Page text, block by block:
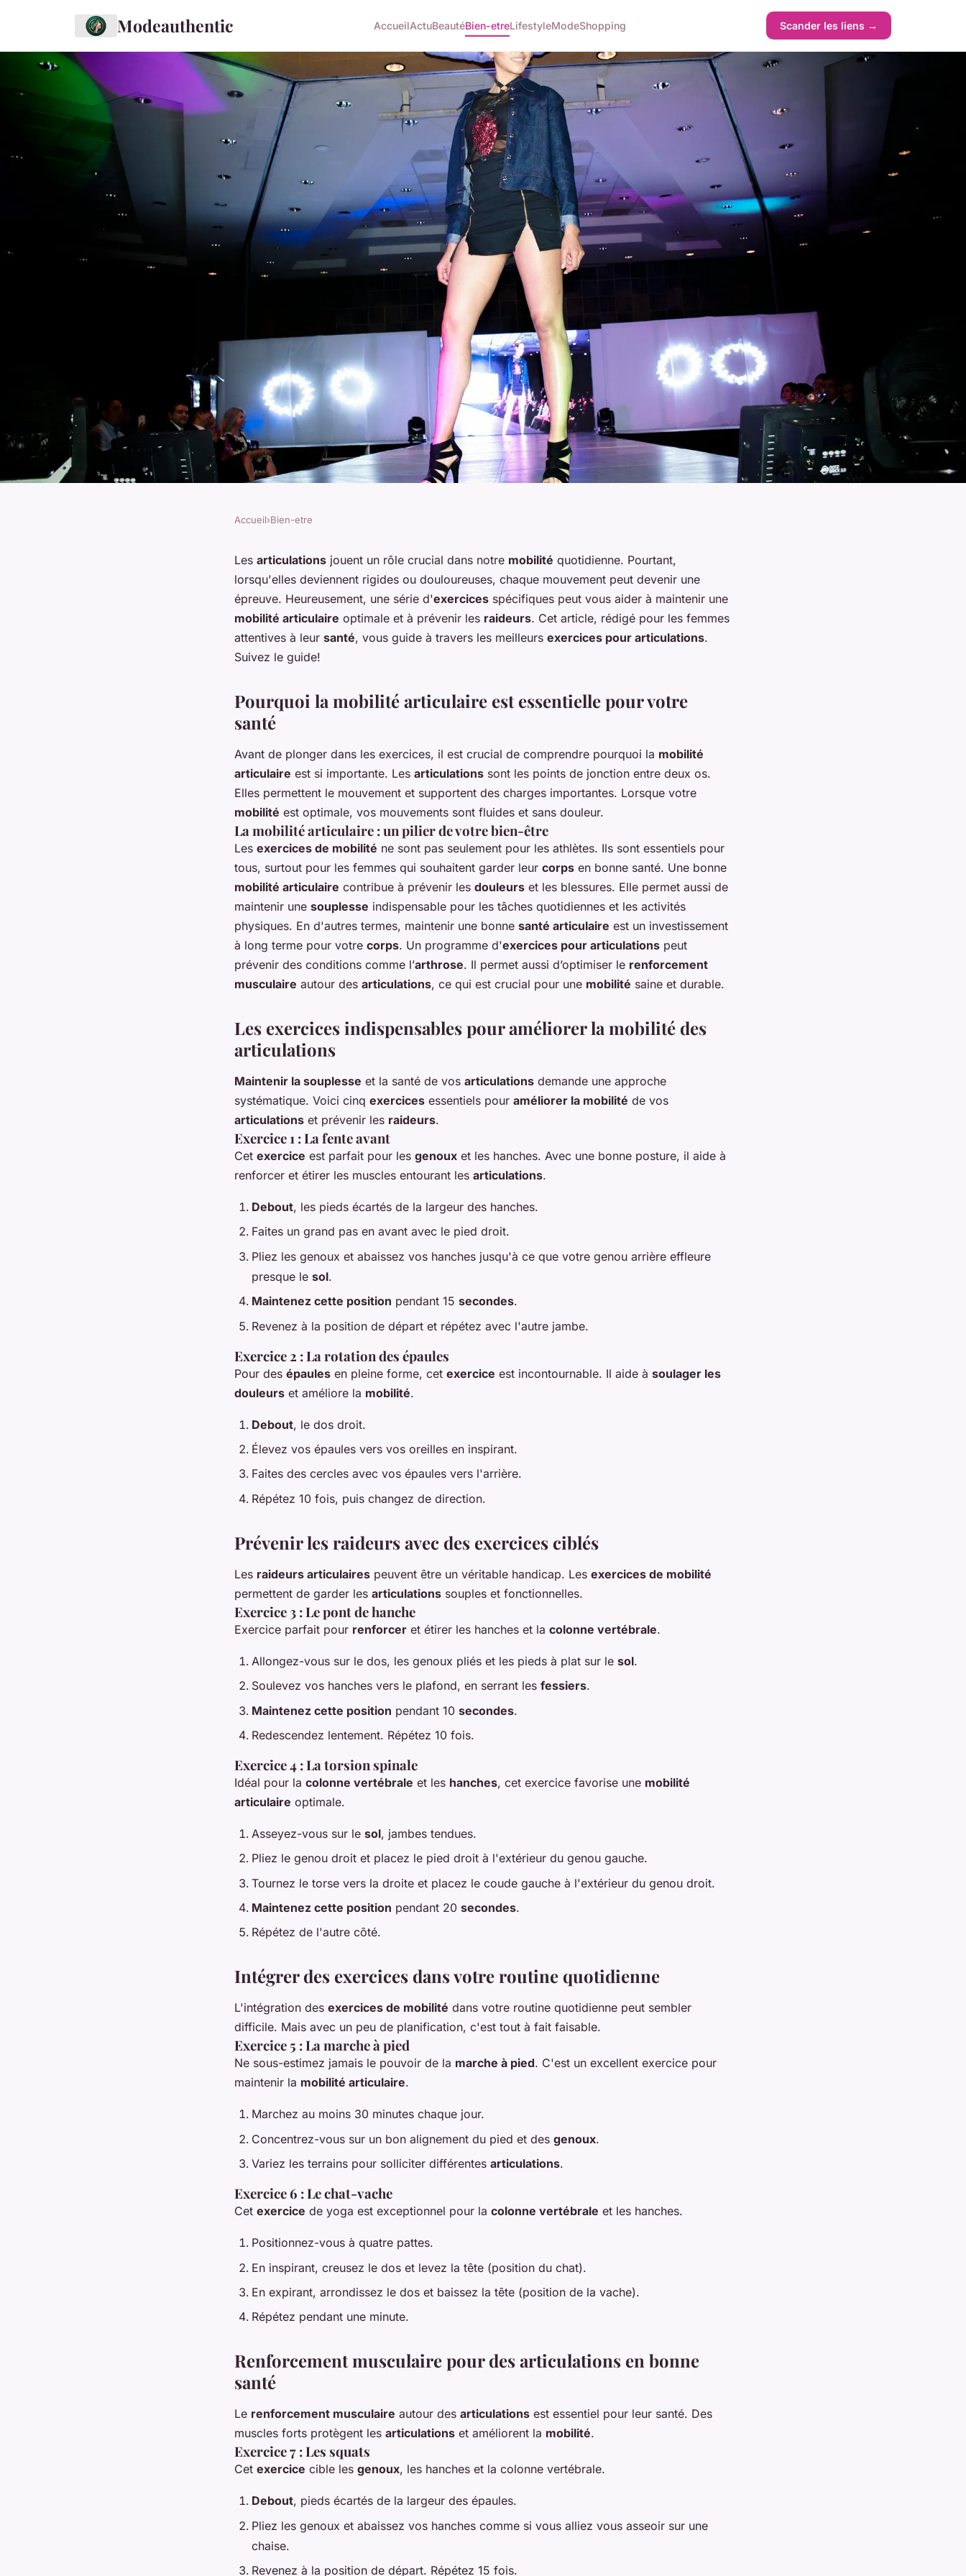
Modeauthentic AccueilActuBeautéBien-etreLifestyleModeShopping Scander les liens →
Quels sont les meilleurs exercices
pour améliorer la mobilité des
articulations et prévenir les raideurs?
Accueil›Bien-etre
Les articulations jouent un rôle crucial dans notre mobilité quotidienne. Pourtant,
lorsqu'elles deviennent rigides ou douloureuses, chaque mouvement peut devenir une
épreuve. Heureusement, une série d'exercices spécifiques peut vous aider à maintenir une
mobilité articulaire optimale et à prévenir les raideurs. Cet article, rédigé pour les femmes
attentives à leur santé, vous guide à travers les meilleurs exercices pour articulations.
Suivez le guide!
Pourquoi la mobilité articulaire est essentielle pour votre
santé
Avant de plonger dans les exercices, il est crucial de comprendre pourquoi la mobilité
articulaire est si importante. Les articulations sont les points de jonction entre deux os.
Elles permettent le mouvement et supportent des charges importantes. Lorsque votre
mobilité est optimale, vos mouvements sont fluides et sans douleur.
La mobilité articulaire : un pilier de votre bien-être
Les exercices de mobilité ne sont pas seulement pour les athlètes. Ils sont essentiels pour
tous, surtout pour les femmes qui souhaitent garder leur corps en bonne santé. Une bonne
mobilité articulaire contribue à prévenir les douleurs et les blessures. Elle permet aussi de
maintenir une souplesse indispensable pour les tâches quotidiennes et les activités
physiques. En d'autres termes, maintenir une bonne santé articulaire est un investissement
à long terme pour votre corps. Un programme d'exercices pour articulations peut
prévenir des conditions comme l’arthrose. Il permet aussi d’optimiser le renforcement
musculaire autour des articulations, ce qui est crucial pour une mobilité saine et durable.
Les exercices indispensables pour améliorer la mobilité des
articulations
Maintenir la souplesse et la santé de vos articulations demande une approche
systématique. Voici cinq exercices essentiels pour améliorer la mobilité de vos
articulations et prévenir les raideurs.
Exercice 1 : La fente avant
Cet exercice est parfait pour les genoux et les hanches. Avec une bonne posture, il aide à
renforcer et étirer les muscles entourant les articulations.
Debout, les pieds écartés de la largeur des hanches.
Faites un grand pas en avant avec le pied droit.
Pliez les genoux et abaissez vos hanches jusqu'à ce que votre genou arrière effleure
presque le sol.
Maintenez cette position pendant 15 secondes.
Revenez à la position de départ et répétez avec l'autre jambe.
Exercice 2 : La rotation des épaules
Pour des épaules en pleine forme, cet exercice est incontournable. Il aide à soulager les
douleurs et améliore la mobilité.
Debout, le dos droit.
Élevez vos épaules vers vos oreilles en inspirant.
Faites des cercles avec vos épaules vers l'arrière.
Répétez 10 fois, puis changez de direction.
Prévenir les raideurs avec des exercices ciblés
Les raideurs articulaires peuvent être un véritable handicap. Les exercices de mobilité
permettent de garder les articulations souples et fonctionnelles.
Exercice 3 : Le pont de hanche
Exercice parfait pour renforcer et étirer les hanches et la colonne vertébrale.
Allongez-vous sur le dos, les genoux pliés et les pieds à plat sur le sol.
Soulevez vos hanches vers le plafond, en serrant les fessiers.
Maintenez cette position pendant 10 secondes.
Redescendez lentement. Répétez 10 fois.
Exercice 4 : La torsion spinale
Idéal pour la colonne vertébrale et les hanches, cet exercice favorise une mobilité
articulaire optimale.
Asseyez-vous sur le sol, jambes tendues.
Pliez le genou droit et placez le pied droit à l'extérieur du genou gauche.
Tournez le torse vers la droite et placez le coude gauche à l'extérieur du genou droit.
Maintenez cette position pendant 20 secondes.
Répétez de l'autre côté.
Intégrer des exercices dans votre routine quotidienne
L'intégration des exercices de mobilité dans votre routine quotidienne peut sembler
difficile. Mais avec un peu de planification, c'est tout à fait faisable.
Exercice 5 : La marche à pied
Ne sous-estimez jamais le pouvoir de la marche à pied. C'est un excellent exercice pour
maintenir la mobilité articulaire.
Marchez au moins 30 minutes chaque jour.
Concentrez-vous sur un bon alignement du pied et des genoux.
Variez les terrains pour solliciter différentes articulations.
Exercice 6 : Le chat-vache
Cet exercice de yoga est exceptionnel pour la colonne vertébrale et les hanches.
Positionnez-vous à quatre pattes.
En inspirant, creusez le dos et levez la tête (position du chat).
En expirant, arrondissez le dos et baissez la tête (position de la vache).
Répétez pendant une minute.
Renforcement musculaire pour des articulations en bonne
santé
Le renforcement musculaire autour des articulations est essentiel pour leur santé. Des
muscles forts protègent les articulations et améliorent la mobilité.
Exercice 7 : Les squats
Cet exercice cible les genoux, les hanches et la colonne vertébrale.
Debout, pieds écartés de la largeur des épaules.
Pliez les genoux et abaissez vos hanches comme si vous alliez vous asseoir sur une
chaise.
Revenez à la position de départ. Répétez 15 fois.